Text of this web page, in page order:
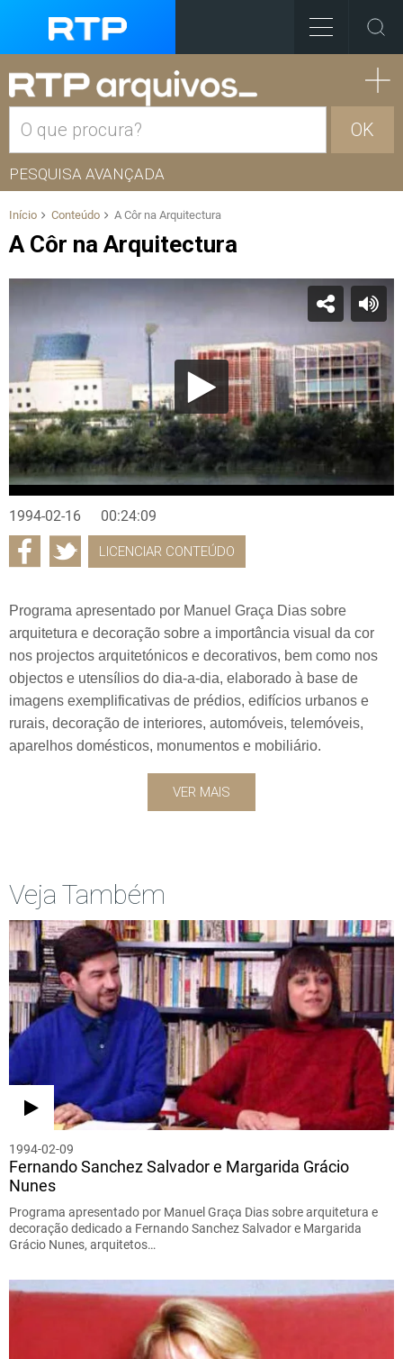
OK
PESQUISA AVANÇADA
Início Conteúdo A Côr na Arquitectura
A Côr na Arquitectura
1994-02-16 00:24:09
LICENCIAR CONTEÚDO
Programa apresentado por Manuel Graça Dias sobre
arquitetura e decoração sobre a importância visual da cor
nos projectos arquitetónicos e decorativos, bem como nos
objectos e utensílios do dia-a-dia, elaborado à base de
imagens exemplificativas de prédios, edifícios urbanos e
rurais, decoração de interiores, automóveis, telemóveis,
aparelhos domésticos, monumentos e mobiliário.
VER MAIS
Veja Também
1994-02-09
Fernando Sanchez Salvador e Margarida Grácio
Nunes
Programa apresentado por Manuel Graça Dias sobre arquitetura e
decoração dedicado a Fernando Sanchez Salvador e Margarida
Grácio Nunes, arquitetos…